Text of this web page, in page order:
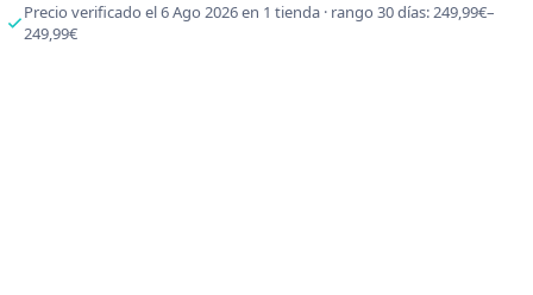
Precio verificado el 6 Ago 2026 en 1 tienda · rango 30 días: 249,99€–
249,99€